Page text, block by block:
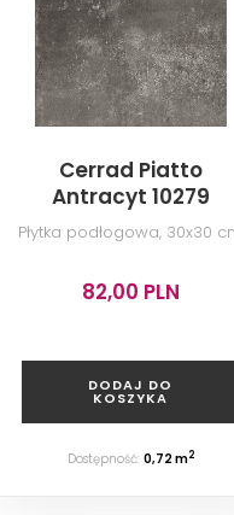
Cerrad Piatto
Antracyt 10279
Płytka podłogowa, 30x30
82,00 PLN
DODAJ DO
KOSZYKA
Dostępność: 0,72 m2